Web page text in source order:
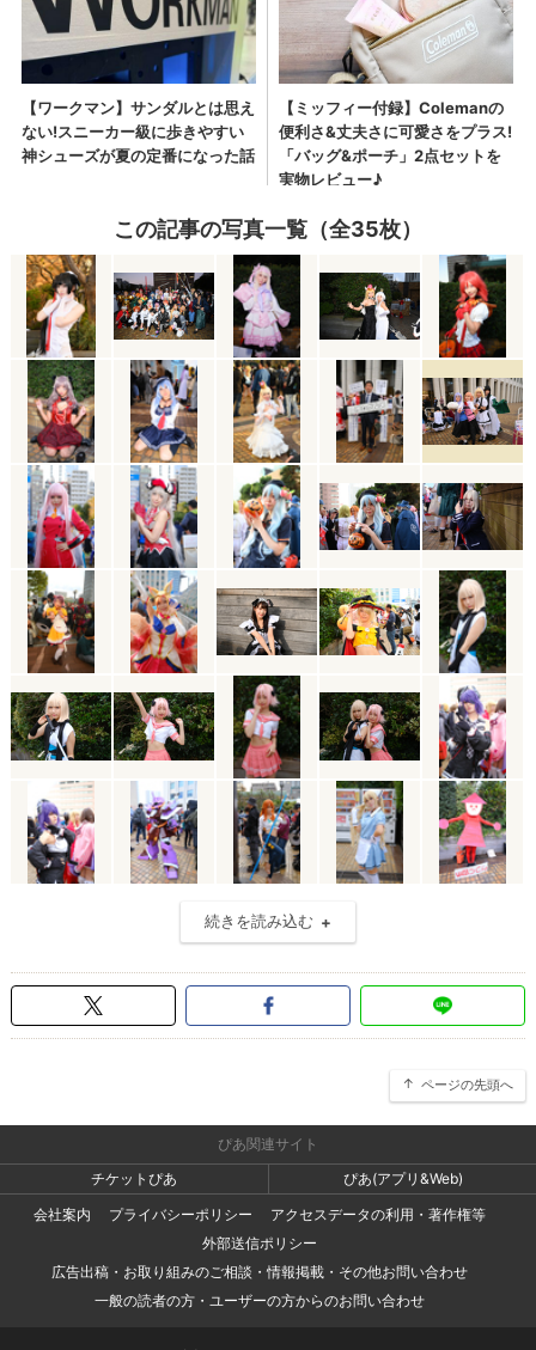
この記事の写真一覧（全35枚）
続きを読み込む
ページの先頭へ
ぴあ関連サイト
チケットぴあ
ぴあ(アプリ&Web)
会社案内
プライバシーポリシー
アクセスデータの利用・著作権等
外部送信ポリシー
広告出稿・お取り組みのご相談・情報掲載・その他お問い合わせ
一般の読者の方・ユーザーの方からのお問い合わせ